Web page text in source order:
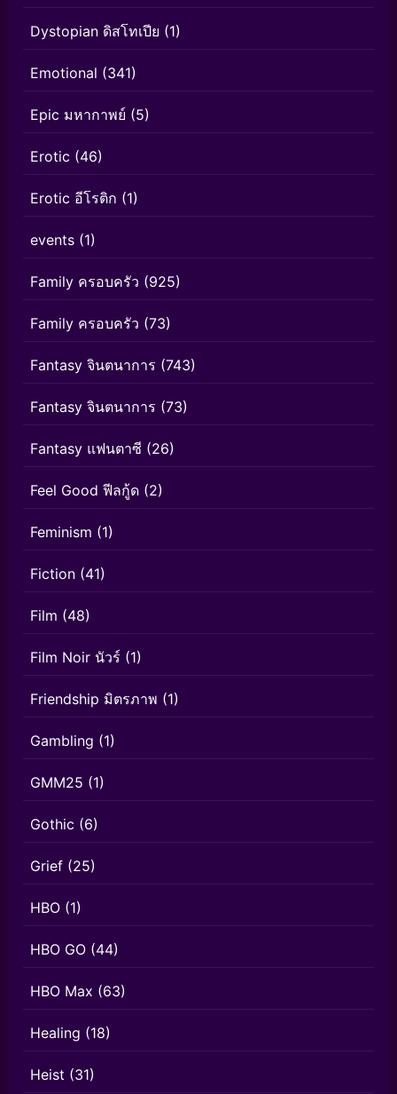
Dystopian ดิสโทเปีย (1)
Emotional (341)
Epic มหากาพย์ (5)
Erotic (46)
Erotic อีโรติก (1)
events (1)
Family ครอบครัว (925)
Family ครอบครัว (73)
Fantasy จินตนาการ (743)
Fantasy จินตนาการ (73)
Fantasy แฟนตาซี (26)
Feel Good ฟีลกู้ด (2)
Feminism (1)
Fiction (41)
Film (48)
Film Noir นัวร์ (1)
Friendship มิตรภาพ (1)
Gambling (1)
GMM25 (1)
Gothic (6)
Grief (25)
HBO (1)
HBO GO (44)
HBO Max (63)
Healing (18)
Heist (31)